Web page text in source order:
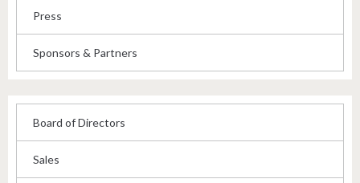
Press
Sponsors & Partners
Board of Directors
Sales